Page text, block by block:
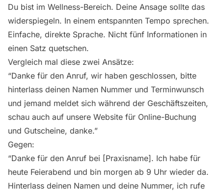
Du bist im Wellness-Bereich. Deine Ansage sollte das
widerspiegeln. In einem entspannten Tempo sprechen.
Einfache, direkte Sprache. Nicht fünf Informationen in
einen Satz quetschen.
Vergleich mal diese zwei Ansätze:
“Danke für den Anruf, wir haben geschlossen, bitte
hinterlass deinen Namen Nummer und Terminwunsch
und jemand meldet sich während der Geschäftszeiten,
schau auch auf unsere Website für Online-Buchung
und Gutscheine, danke.”
Gegen:
“Danke für den Anruf bei [Praxisname]. Ich habe für
heute Feierabend und bin morgen ab 9 Uhr wieder da.
Hinterlass deinen Namen und deine Nummer, ich rufe